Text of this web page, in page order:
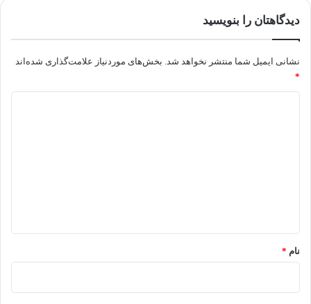
دیدگاهتان را بنویسید
نشانی ایمیل شما منتشر نخواهد شد. بخش‌های موردنیاز علامت‌گذاری شده‌اند
*
نام *